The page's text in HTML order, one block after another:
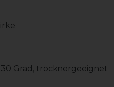
Grad, trocknergeeignet